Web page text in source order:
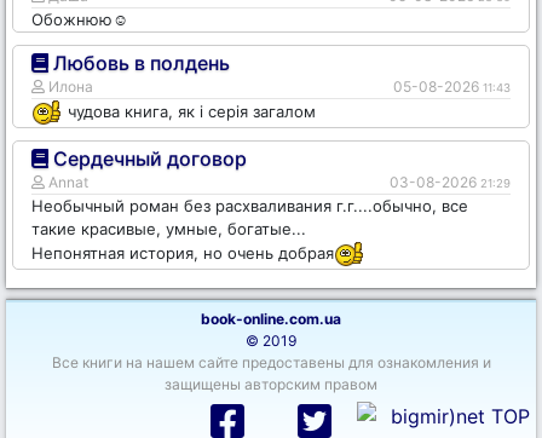
Обожнюю☺️
Любовь в полдень
Илона 05-08-2026 11:43
чудова книга, як і серія загалом
Сердечный договор
Annat 03-08-2026 21:29
Необычный роман без расхваливания г.г....обычно, все
такие красивые, умные, богатые...
Непонятная история, но очень добрая
book-online.com.ua
© 2019
Все книги на нашем сайте предоставены для ознакомления и
защищены авторским правом